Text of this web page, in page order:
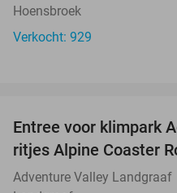
Hoensbroek
Verkocht: 929
Entree voor klimpark
ritjes Alpine Coaster
Adventure Valley Landgraaf